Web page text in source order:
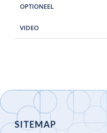
OPTIONEEL
VIDEO
SITEMAP